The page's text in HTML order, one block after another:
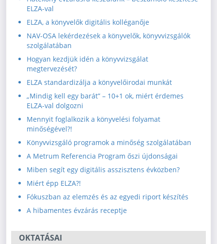
ELZA-val
ELZA, a könyvelők digitális kolléganője
NAV-OSA lekérdezések a könyvelők, könyvvizsgálók
szolgálatában
Hogyan kezdjük idén a könyvvizsgálat
megtervezését?
ELZA standardizálja a könyvelőirodai munkát
„Mindig kell egy barát” – 10+1 ok, miért érdemes
ELZA-val dolgozni
Mennyit foglalkozik a könyvelési folyamat
minőségével?!
Könyvvizsgáló programok a minőség szolgálatában
A Metrum Referencia Program őszi újdonságai
Miben segít egy digitális asszisztens évközben?
Miért épp ELZA?!
Fókuszban az elemzés és az egyedi riport készítés
A hibamentes évzárás receptje
OKTATÁSAI